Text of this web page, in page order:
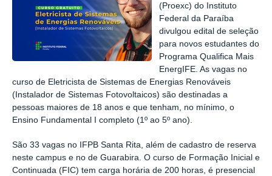
(Proexc) do Instituto
Federal da Paraíba
divulgou edital de seleção
para novos estudantes do
Programa Qualifica Mais
EnergIFE. As vagas no
curso de Eletricista de Sistemas de Energias Renováveis
(Instalador de Sistemas Fotovoltaicos) são destinadas a
pessoas maiores de 18 anos e que tenham, no mínimo, o
Ensino Fundamental I completo (1º ao 5º ano).
São 33 vagas no IFPB Santa Rita, além de cadastro de reserva
neste campus e no de Guarabira. O curso de Formação Inicial e
Continuada (FIC) tem carga horária de 200 horas, é presencial